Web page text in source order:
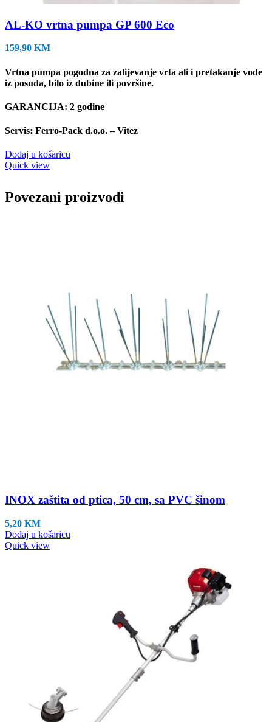
AL-KO vrtna pumpa GP 600 Eco
159,90 KM
Vrtna pumpa pogodna za zalijevanje vrta ali i pretakanje vode
iz posuda, bilo iz dubine ili površine.
GARANCIJA: 2 godine
Servis: Ferro-Pack d.o.o. – Vitez
Dodaj u košaricu
Quick view
Povezani proizvodi
INOX zaštita od ptica, 50 cm, sa PVC šinom
5,20 KM
Dodaj u košaricu
Quick view